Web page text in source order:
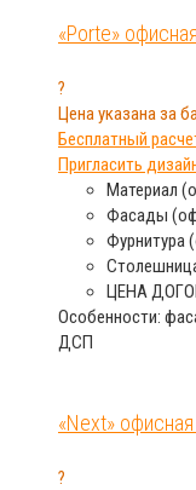
«Porte»
?
Цена указана за
Бесплатный
Пригласить
Материал
Фасады
Фурнитура
ЦЕНА
Особенности:
ДСП
«Next»
?